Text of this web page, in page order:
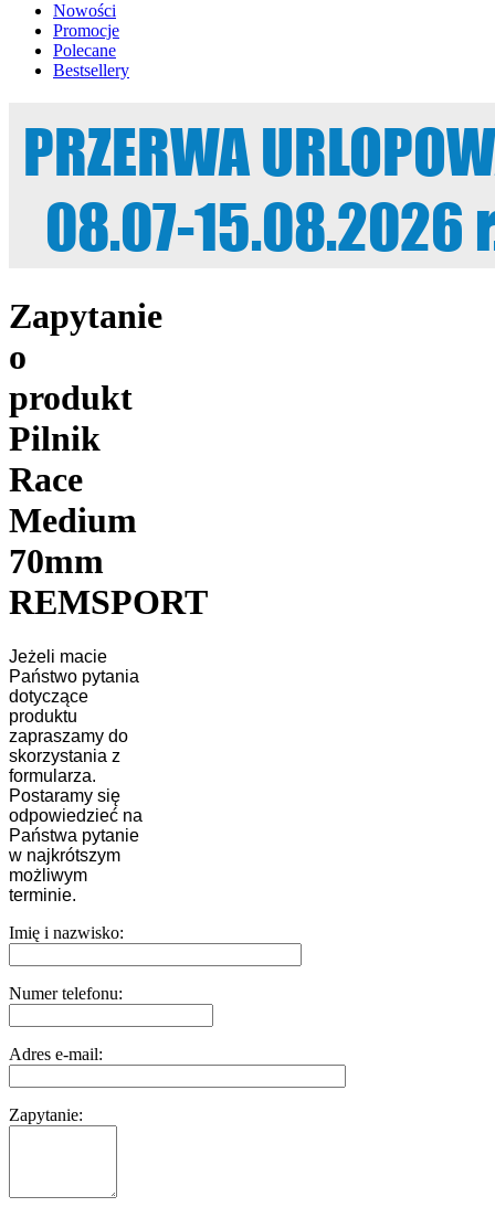
Nowości
Promocje
Polecane
Bestsellery
Zapytanie
o
produkt
Pilnik
Race
Medium
70mm
REMSPORT
Jeżeli macie
Państwo pytania
dotyczące
produktu
zapraszamy do
skorzystania z
formularza.
Postaramy się
odpowiedzieć na
Państwa pytanie
w najkrótszym
możliwym
terminie.
Imię i nazwisko:
Numer telefonu:
Adres e-mail:
Zapytanie: